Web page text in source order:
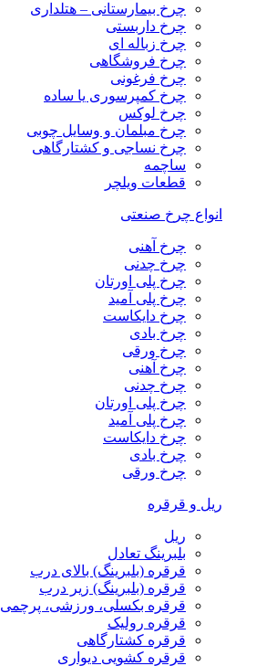
چرخ بیمارستانی – هتلداری
چرخ داربستی
چرخ زباله ای
چرخ فروشگاهی
چرخ فرغونی
چرخ کمپرسوری یا ساده
چرخ لوکس
چرخ مبلمان و وسایل چوبی
چرخ نساجی و کشتارگاهی
ساچمه
قطعات ویلچر
انواع چرخ صنعتی
چرخ آهنی
چرخ چدنی
چرخ پلی اورتان
چرخ پلی آمید
چرخ دایکاست
چرخ بادی
چرخ ورقی
چرخ آهنی
چرخ چدنی
چرخ پلی اورتان
چرخ پلی آمید
چرخ دایکاست
چرخ بادی
چرخ ورقی
ریل و قرقره
ریل
بلبرینگ تعادل
قرقره (بلبرینگ) بالای درب
قرقره (بلبرینگ) زیر درب
قرقره بکسلی، ورزشی، پرچمی
قرقره رولیک
قرقره کشتارگاهی
قرقره کشویی دیواری